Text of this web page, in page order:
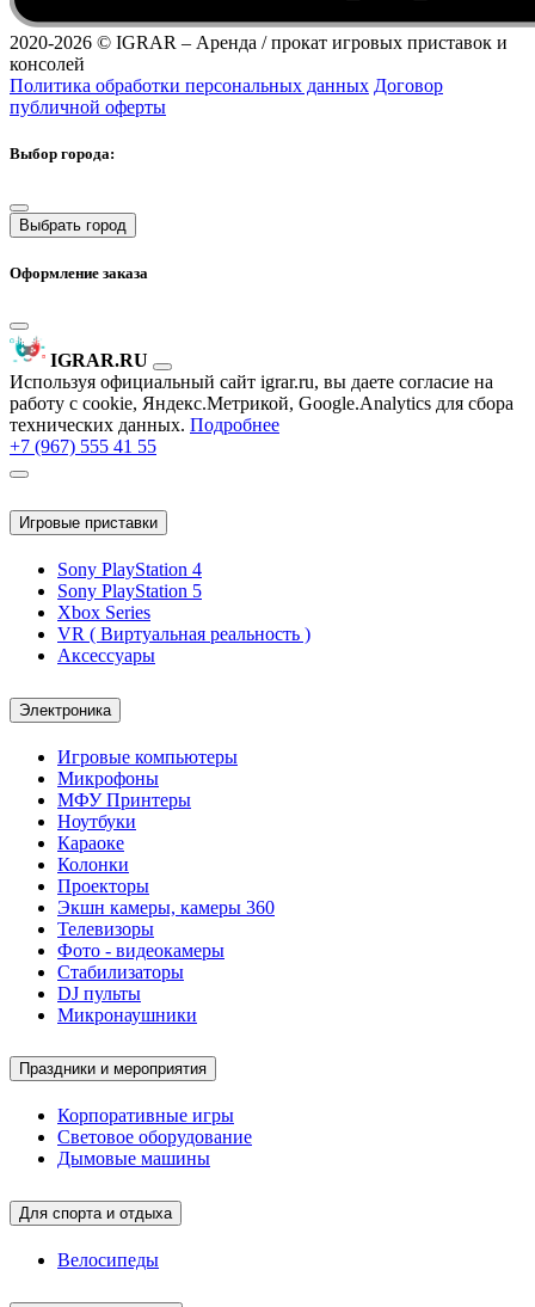
2020-2026 © IGRAR – Аренда / прокат игровых приставок и
консолей
Политика обработки персональных данных Договор
публичной оферты
Выбор города:
Выбрать город
Оформление заказа
IGRAR.RU
Используя официальный сайт igrar.ru, вы даете согласие на
работу с cookie, Яндекс.Метрикой, Google.Analytics для сбора
технических данных. Подробнее
+7 (967) 555 41 55
Игровые приставки
Sony PlayStation 4
Sony PlayStation 5
Xbox Series
VR ( Виртуальная реальность )
Аксессуары
Электроника
Игровые компьютеры
Микрофоны
МФУ Принтеры
Ноутбуки
Караоке
Колонки
Проекторы
Экшн камеры, камеры 360
Телевизоры
Фото - видеокамеры
Стабилизаторы
DJ пульты
Микронаушники
Праздники и мероприятия
Корпоративные игры
Световое оборудование
Дымовые машины
Для спорта и отдыха
Велосипеды